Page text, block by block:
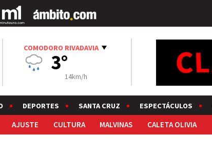
COMODORO RIVADAVIA
3°
14km/h
DEPORTES SANTA CRUZ ESPECTÁCULOS
AJUSTE CULTURA MALVINAS CALETA OLIVIA